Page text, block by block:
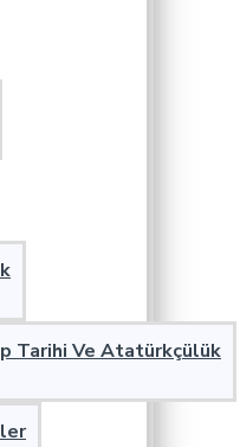
Tarihi Ve Atatürkçülük